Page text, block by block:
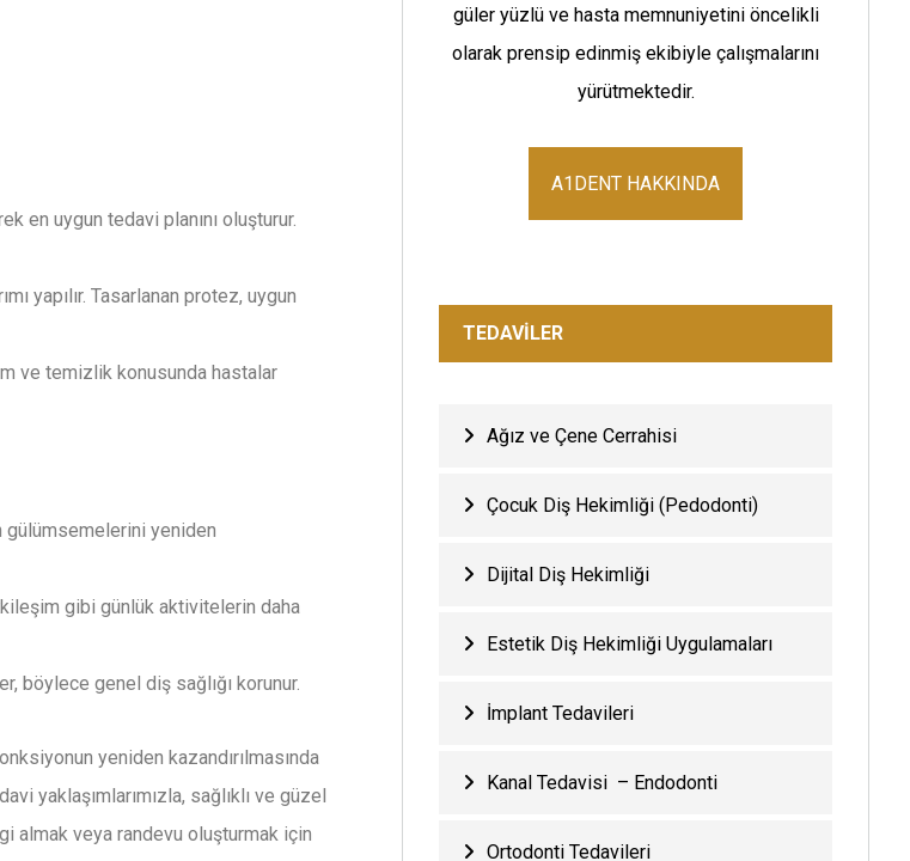
en uygun tedavi planını oluşturur.
yapılır. Tasarlanan protez, uygun
ve temizlik konusunda hastalar
gülümsemelerini yeniden
gibi günlük aktivitelerin daha
böylece genel diş sağlığı korunur.
yeniden kazandırılmasında
yaklaşımlarımızla, sağlıklı ve güzel
almak veya randevu oluşturmak için
güler yüzlü ve hasta memnuniyetini öncelikli
olarak prensip edinmiş ekibiyle çalışmalarını
yürütmektedir.
A1DENT HAKKINDA
TEDAVİLER
Ağız ve Çene Cerrahisi
Çocuk Diş Hekimliği (Pedodonti)
Dijital Diş Hekimliği
Estetik Diş Hekimliği Uygulamaları
İmplant Tedavileri
Kanal Tedavisi – Endodonti
Ortodonti Tedavileri